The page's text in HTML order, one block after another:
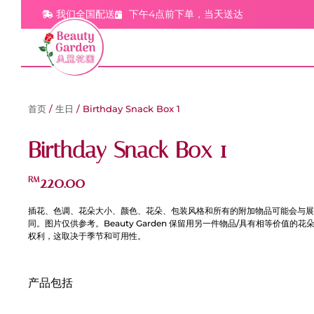
我们全国配送 下午4点前下单，当天送达
首页 / 生日 / Birthday Snack Box 1
Birthday Snack Box 1
RM220.00
插花、色调、花朵大小、颜色、花朵、包装风格和所有的附加物品可能会与
同。图片仅供参考。Beauty Garden 保留用另一件物品/具有相等价值的花
权利，这取决于季节和可用性。
产品包括